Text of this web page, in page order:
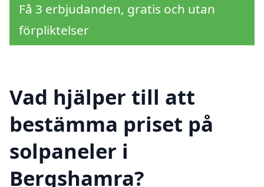
Få 3 erbjudanden, gratis och utan
förpliktelser
Vad hjälper till att
bestämma priset på
solpaneler i
Bergshamra?